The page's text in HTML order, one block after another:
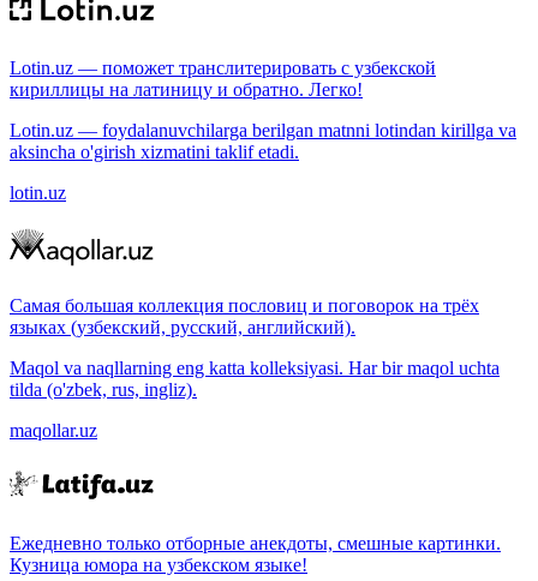
Lotin.uz — поможет транслитерировать с узбекской
кириллицы на латиницу и обратно. Легко!
Lotin.uz — foydalanuvchilarga berilgan matnni lotindan kirillga va
aksincha o'girish xizmatini taklif etadi.
lotin.uz
Самая большая коллекция пословиц и поговорок на трёх
языках (узбекский, русский, английский).
Maqol va naqllarning eng katta kolleksiyasi. Har bir maqol uchta
tilda (o'zbek, rus, ingliz).
maqollar.uz
Ежедневно только отборные анекдоты, смешные картинки.
Кузница юмора на узбекском языке!